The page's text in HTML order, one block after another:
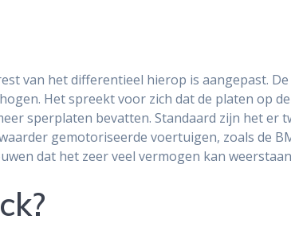
van het differentieel hierop is aangepast.
Het spreekt voor zich dat de platen op
sperplaten bevatten. Standaard zijn het er
gemotoriseerde voertuigen, zoals de
dat het zeer veel vermogen kan